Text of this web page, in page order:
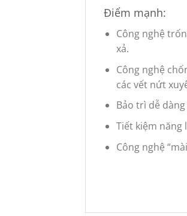
Điểm mạnh:
Công nghệ
xả.
Công nghệ
các vết nứt
Bảo trì dễ
Tiết kiệm năng
Công nghệ